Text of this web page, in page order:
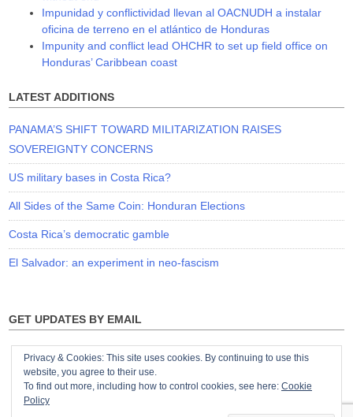
Impunidad y conflictividad llevan al OACNUDH a instalar
oficina de terreno en el atlántico de Honduras
Impunity and conflict lead OHCHR to set up field office on
Honduras’ Caribbean coast
LATEST ADDITIONS
PANAMA’S SHIFT TOWARD MILITARIZATION RAISES
SOVEREIGNTY CONCERNS
US military bases in Costa Rica?
All Sides of the Same Coin: Honduran Elections
Costa Rica’s democratic gamble
El Salvador: an experiment in neo-fascism
GET UPDATES BY EMAIL
Privacy & Cookies: This site uses cookies. By continuing to use this
website, you agree to their use.
To find out more, including how to control cookies, see here: Cookie
Policy